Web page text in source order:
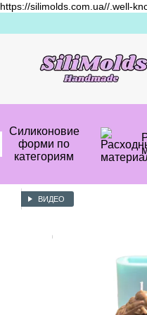
https://silimolds.com.ua//.well-
Силиконовие
форми по
категориям
ВИДЕО